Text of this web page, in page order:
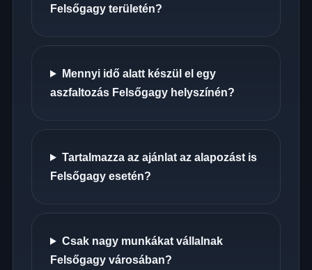
Felsőgagy területén?
Mennyi idő alatt készül el egy
aszfaltozás Felsőgagy helyszínén?
Tartalmazza az ajánlat az alapozást is
Felsőgagy esetén?
Csak nagy munkákat vállalnak
Felsőgagy városában?